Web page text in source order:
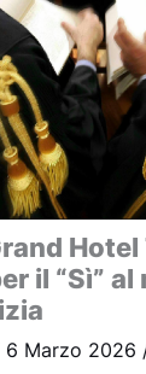
il “Sì” al
6 Marzo 2026